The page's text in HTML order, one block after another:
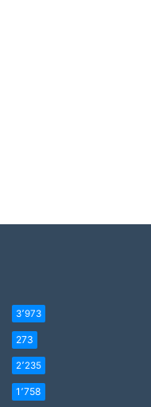
3٬973
273
2٬235
1٬758